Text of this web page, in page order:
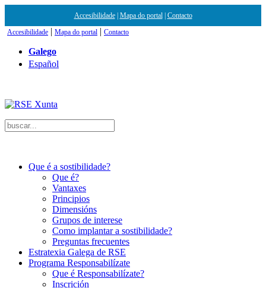
Accesibilidade| Mapa do portal| Contacto
Accesibilidade | Mapa do portal | Contacto
Galego
Español
Que é a sostibilidade?
Que é?
Vantaxes
Principios
Dimensións
Grupos de interese
Como implantar a sostibilidade?
Preguntas frecuentes
Estratexia Galega de RSE
Programa Responsabilízate
Que é Responsabilízate?
Inscrición